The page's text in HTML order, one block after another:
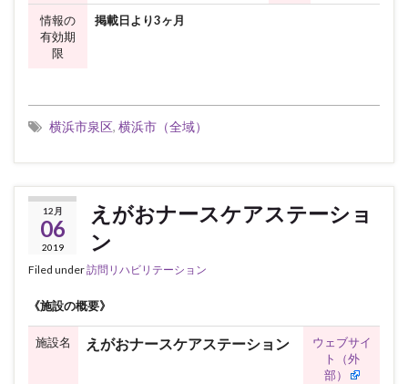
情報の
有効期
限
掲載日より3ヶ月
横浜市泉区, 横浜市（全域）
12月
06
2019
えがおナースケアステーショ
ン
Filed under訪問リハビリテーション
《施設の概要》
施設名 えがおナースケアステーション
ウェブサイ
ト（外
部）